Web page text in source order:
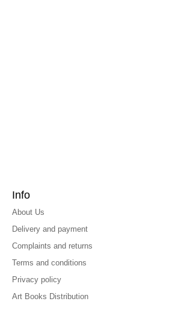
Info
About Us
Delivery and payment
Complaints and returns
Terms and conditions
Privacy policy
Art Books Distribution